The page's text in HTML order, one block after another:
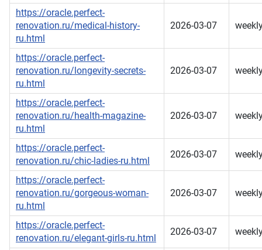
https://oracle.perfect-
renovation.ru/medical-history-
ru.html
2026-03-07
https://oracle.perfect-
renovation.ru/longevity-secrets-
ru.html
2026-03-07
https://oracle.perfect-
renovation.ru/health-magazine-
ru.html
2026-03-07
https://oracle.perfect-
renovation.ru/chic-ladies-ru.html
2026-03-07
https://oracle.perfect-
renovation.ru/gorgeous-woman-
ru.html
2026-03-07
https://oracle.perfect-
renovation.ru/elegant-girls-ru.html
2026-03-07